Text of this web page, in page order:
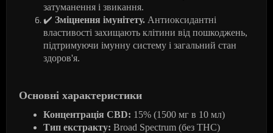
затуманення і звикання.
✔ Зміцнення імунітету. Антиоксидантні
властивості захищають клітини від пошкоджень,
підтримуючи імунну систему і загальний стан
здоров'я.
Основні характеристики
Концентрація CBD: 15% (1500 мг в 10 мл)
Тип екстракту: Broad Spectrum (без THC)